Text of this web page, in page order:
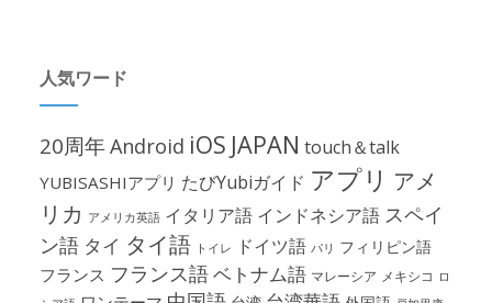
人気ワード
20周年Android iOS JAPAN touch＆talk
YUBISASHIアプリ たびYubiガイド アプリ アメ
リカ アメリカ英語 イタリア語 インドネシア語 スペイ
ン語 タイ タイ語 トイレ ドイツ語 パリ フィリピン語
フランス フランス語ベトナム語 マレーシア メキシコ ロ